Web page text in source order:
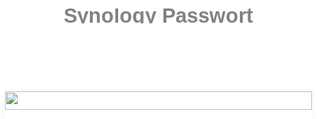
Synology Passwort